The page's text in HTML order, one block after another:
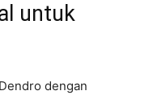
untuk
dengan